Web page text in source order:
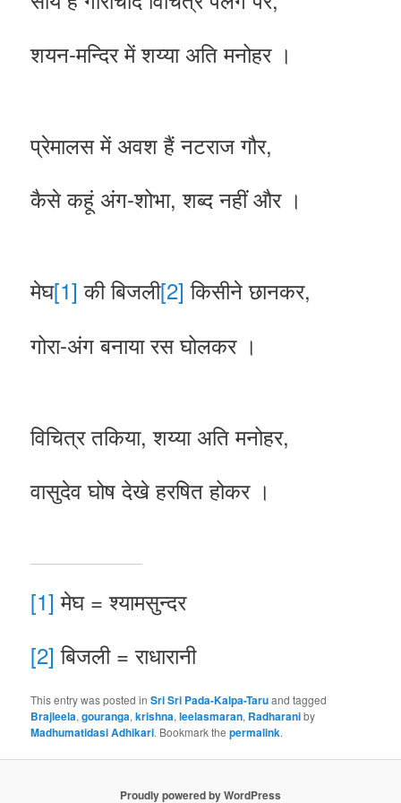
शयन-मन्दिर में शय्या अति मनोहर ।
प्रेमालस में अवश हैं नटराज गौर,
कैसे कहूं अंग-शोभा, शब्द नहीं और ।
मेघ[1] की बिजली[2] किसीने छानकर,
गोरा-अंग बनाया रस घोलकर ।
विचित्र तकिया, शय्या अति मनोहर,
वासुदेव घोष देखे हरषित होकर ।
[1] मेघ = श्यामसुन्दर
[2] बिजली = राधारानी
This entry was posted inSri Sri Pada-Kalpa-Taruand tagged
Brajleela,gouranga,krishna,leelasmaran, Radharaniby
Madhumatidasi Adhikari. Bookmark thepermalink.
Proudly powered by WordPress